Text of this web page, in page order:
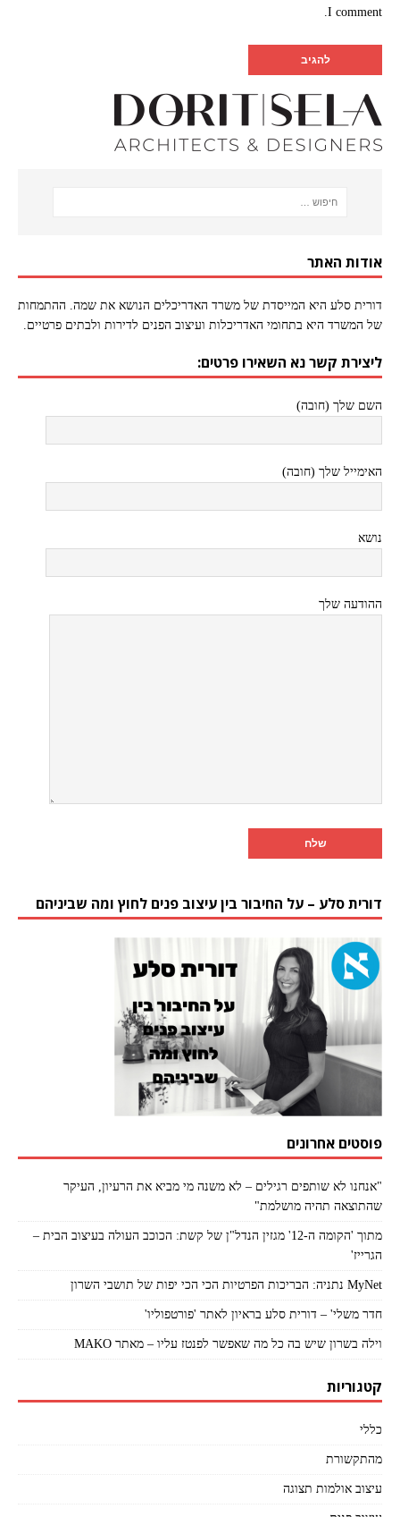
I comment.
אודות האתר
דורית סלע היא המייסדת של משרד האדריכלים הנושא את שמה. ההתמחות
של המשרד היא בתחומי האדריכלות ועיצוב הפנים לדירות ולבתים פרטיים.
ליצירת קשר נא השאירו פרטים:
השם שלך (חובה)
האימייל שלך (חובה)
נושא
ההודעה שלך
דורית סלע – על החיבור בין עיצוב פנים לחוץ ומה שביניהם
פוסטים אחרונים
"אנחנו לא שותפים רגילים – לא משנה מי מביא את הרעיון, העיקר
שהתוצאה תהיה מושלמת"
מתוך 'הקומה ה-12' מגזין הנדל"ן של קשת: הכוכב העולה בעיצוב הבית –
הגרייז'
MyNet נתניה: הבריכות הפרטיות הכי הכי יפות של תושבי השרון
חדר משלי' – דורית סלע בראיון לאתר 'פורטפוליו'
וילה בשרון שיש בה כל מה שאפשר לפנטז עליו – מאתר MAKO
קטגוריות
כללי
מהתקשורת
עיצוב אולמות תצוגה